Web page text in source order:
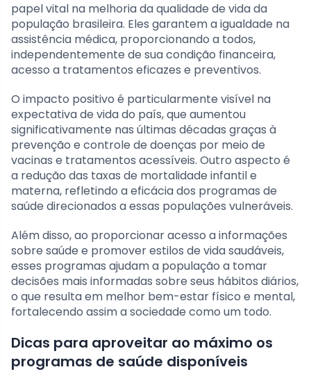
papel vital na melhoria da qualidade de vida da
população brasileira. Eles garantem a igualdade na
assistência médica, proporcionando a todos,
independentemente de sua condição financeira,
acesso a tratamentos eficazes e preventivos.
O impacto positivo é particularmente visível na
expectativa de vida do país, que aumentou
significativamente nas últimas décadas graças à
prevenção e controle de doenças por meio de
vacinas e tratamentos acessíveis. Outro aspecto é
a redução das taxas de mortalidade infantil e
materna, refletindo a eficácia dos programas de
saúde direcionados a essas populações vulneráveis.
Além disso, ao proporcionar acesso a informações
sobre saúde e promover estilos de vida saudáveis,
esses programas ajudam a população a tomar
decisões mais informadas sobre seus hábitos diários,
o que resulta em melhor bem-estar físico e mental,
fortalecendo assim a sociedade como um todo.
Dicas para aproveitar ao máximo os
programas de saúde disponíveis